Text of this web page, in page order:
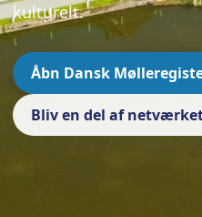
kulturelt.
Åbn Dansk
Bliv en del af